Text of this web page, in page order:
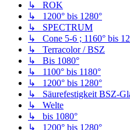
↳ ROK
↳ 1200° bis 1280°
↳ SPECTRUM
↳ Cone 5-6 ; 1160° bis
↳ Terracolor / BSZ
↳ Bis 1080°
↳ 1100° bis 1180°
↳ 1200° bis 1280°
↳ Säurefestigkeit BSZ-
↳ Welte
↳ bis 1080°
↳ 1200° bis 1280°